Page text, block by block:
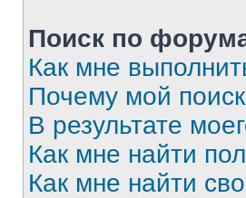
Поиск по
Как мне
Почему мой
В результате
Как мне найти
Как мне найти